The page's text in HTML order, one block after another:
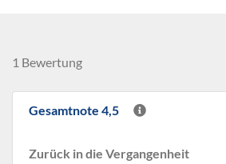
1 Bewertung
Gesamtnote 4,5
Zurück in die Vergangenheit